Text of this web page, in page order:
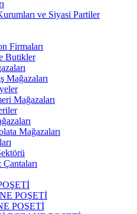
ve Siyasi Partiler
Firmaları
Butikler
Mağazaları
Mağazaları
Mağazaları
POŞETİ
POŞETİ